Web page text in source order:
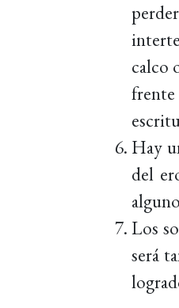
calco
Hay
del
Los
será